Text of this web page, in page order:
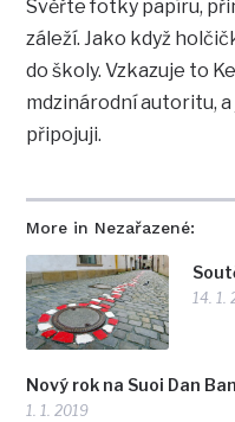
More in Nezařazené:
14. 1.
Nový rok na Suoi Dan Ban
1. 1. 2019
Svěřte fotky papíru,
záleží. Jako když
do školy. Vzkazuje to
mdzinárodní autoritu,
připojuji.